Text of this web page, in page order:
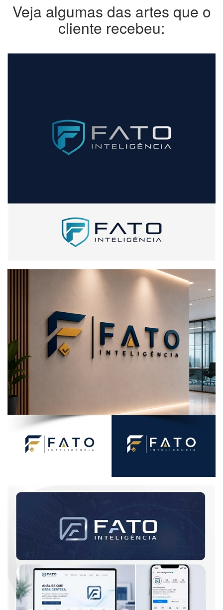
Veja algumas das artes que o
cliente recebeu: